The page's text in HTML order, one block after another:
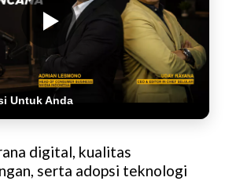
Untuk Anda
digital, kualitas
serta adopsi teknologi